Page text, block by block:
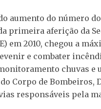
aumento do número
primeira aferição da
em 2010, chegou a
e combater
chuvas e
Corpo de Bombeiros,
responsáveis pela